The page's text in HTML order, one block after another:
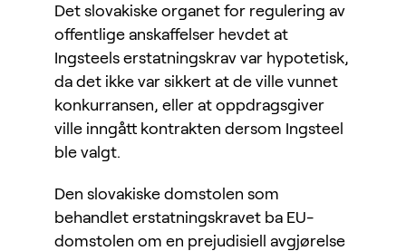
Det slovakiske organet for regulering av
offentlige anskaffelser hevdet at
Ingsteels erstatningskrav var hypotetisk,
da det ikke var sikkert at de ville vunnet
konkurransen, eller at oppdragsgiver
ville inngått kontrakten dersom Ingsteel
ble valgt.
Den slovakiske domstolen som
behandlet erstatningskravet ba EU-
domstolen om en prejudisiell avgjørelse